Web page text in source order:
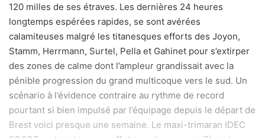
120 milles de ses étraves. Les dernières 24 heures
longtemps espérées rapides, se sont avérées
calamiteuses malgré les titanesques efforts des Joyon,
Stamm, Herrmann, Surtel, Pella et Gahinet pour s’extirper
des zones de calme dont l’ampleur grandissait avec la
pénible progression du grand multicoque vers le sud. Un
scénario à l’évidence contraire au rythme de record
pourtant si bien impulsé par l’équipage depuis le départ de
Brest voici presque une semaine. Le maxi-trimaran IDEC